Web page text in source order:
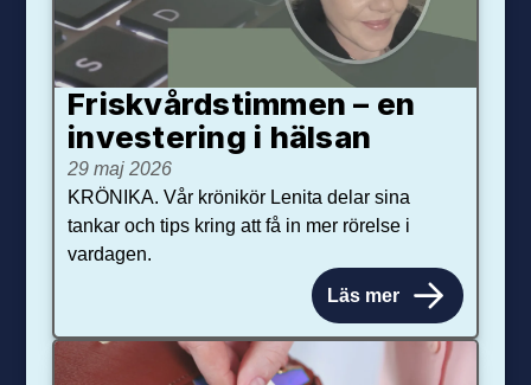
Friskvårdstimmen – en
investering i hälsan
29 maj 2026
KRÖNIKA. Vår krönikör Lenita delar sina
tankar och tips kring att få in mer rörelse i
vardagen.
Läs mer